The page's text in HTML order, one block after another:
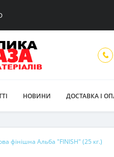
НОВИНИ ДОСТАВКА І
фінішна Альба "FINISH" (25 кг.)